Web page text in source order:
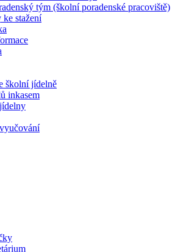
tým (školní poradenské pracoviště)
stažení
školní jídelně
inkasem